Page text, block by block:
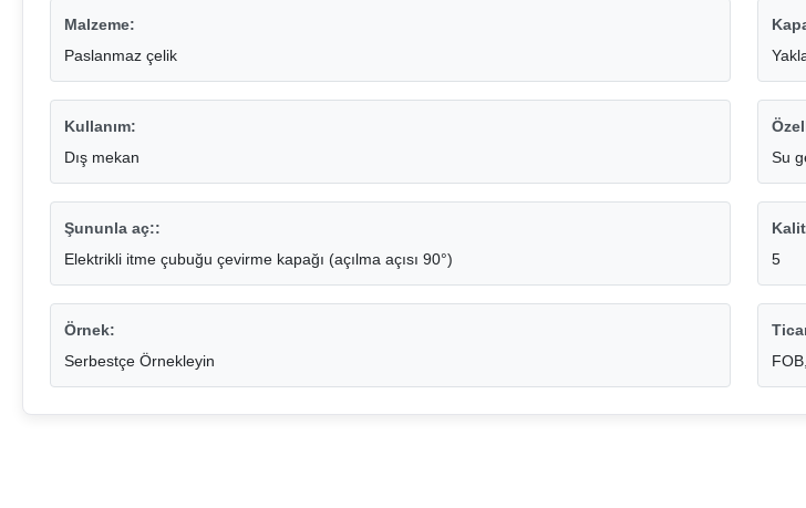
Malzeme:
Paslanmaz çelik
Kullanım:
Dış mekan
Su
Şununla aç::
Elektrikli itme çubuğu çevirme kapağı (açılma açısı 90°)
5
Örnek:
Serbestçe Örnekleyin